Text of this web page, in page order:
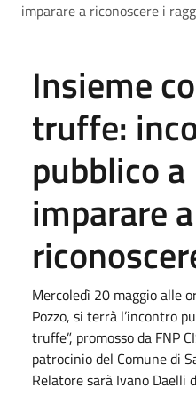
imparare a riconoscere i
Insieme
truffe:
pubblico
imparare a
Mercoledì 20 maggio alle
Pozzo, si terrà l’incontro
truffe”, promosso da FNP
patrocinio del Comune di
Relatore sarà Ivano Daelli